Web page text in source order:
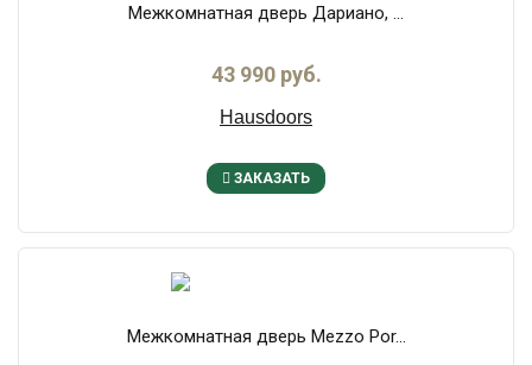
Межкомнатная дверь Дариано, ...
43 990 руб.
Hausdoors
ЗАКАЗАТЬ
Межкомнатная дверь Mezzo Por...